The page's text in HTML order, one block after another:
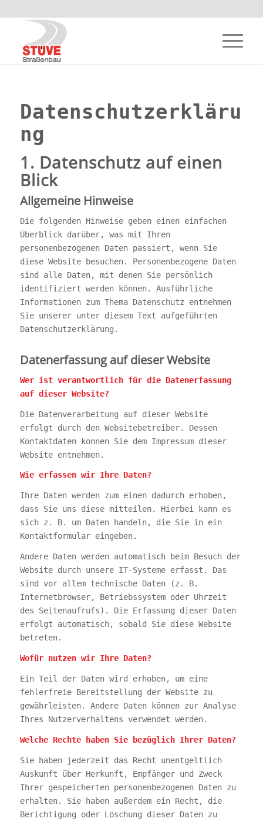
Datenschutzerkläru
ng
1. Datenschutz auf einen
Blick
Allgemeine Hinweise
Die folgenden Hinweise geben einen einfachen
Überblick darüber, was mit Ihren
personenbezogenen Daten passiert, wenn Sie
diese Website besuchen. Personenbezogene Daten
sind alle Daten, mit denen Sie persönlich
identifiziert werden können. Ausführliche
Informationen zum Thema Datenschutz entnehmen
Sie unserer unter diesem Text aufgeführten
Datenschutzerklärung.
Datenerfassung auf dieser Website
Wer ist verantwortlich für die Datenerfassung
auf dieser Website?
Die Datenverarbeitung auf dieser Website
erfolgt durch den Websitebetreiber. Dessen
Kontaktdaten können Sie dem Impressum dieser
Website entnehmen.
Wie erfassen wir Ihre Daten?
Ihre Daten werden zum einen dadurch erhoben,
dass Sie uns diese mitteilen. Hierbei kann es
sich z. B. um Daten handeln, die Sie in ein
Kontaktformular eingeben.
Andere Daten werden automatisch beim Besuch der
Website durch unsere IT-Systeme erfasst. Das
sind vor allem technische Daten (z. B.
Internetbrowser, Betriebssystem oder Uhrzeit
des Seitenaufrufs). Die Erfassung dieser Daten
erfolgt automatisch, sobald Sie diese Website
betreten.
Wofür nutzen wir Ihre Daten?
Ein Teil der Daten wird erhoben, um eine
fehlerfreie Bereitstellung der Website zu
gewährleisten. Andere Daten können zur Analyse
Ihres Nutzerverhaltens verwendet werden.
Welche Rechte haben Sie bezüglich Ihrer Daten?
Sie haben jederzeit das Recht unentgeltlich
Auskunft über Herkunft, Empfänger und Zweck
Ihrer gespeicherten personenbezogenen Daten zu
erhalten. Sie haben außerdem ein Recht, die
Berichtigung oder Löschung dieser Daten zu